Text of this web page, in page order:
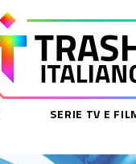
SERIE TV E